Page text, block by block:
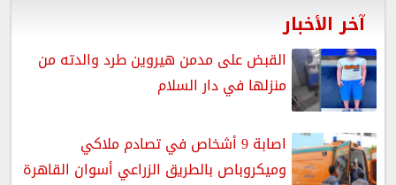
آخر الأخبار
القبض على مدمن هيروين طرد والدته من
منزلها في دار السلام
اصابة 9 أشخاص في تصادم ملاكي
وميكروباص بالطريق الزراعي أسوان القاهرة